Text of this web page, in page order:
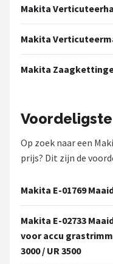
Makita
Makita
Makita
Op zoek naar een
prijs? Dit zijn de
Makita E-01769
Makita E-02733
voor accu
3000 / UR 3500